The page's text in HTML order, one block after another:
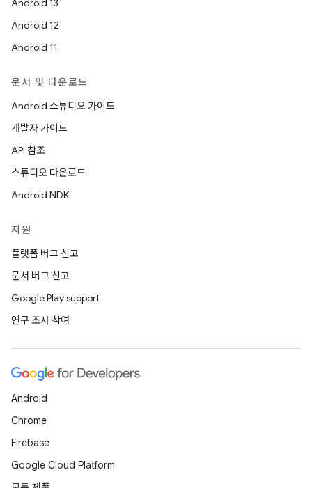
Android 13
Android 12
Android 11
문서 및 다운로드
Android 스튜디오 가이드
개발자 가이드
API 참조
스튜디오 다운로드
Android NDK
지원
플랫폼 버그 신고
문서 버그 신고
Google Play support
연구 조사 참여
Android
Chrome
Firebase
Google Cloud Platform